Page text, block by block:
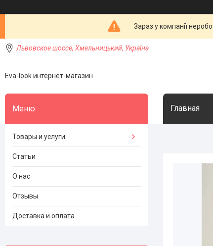
Зараз у компанії
Львовское шоссе, Хмельницький, Україна
Eva-look интернет-магазин
Главная
Товары и услуги
Статьи
О нас
Отзывы
Доставка и оплата